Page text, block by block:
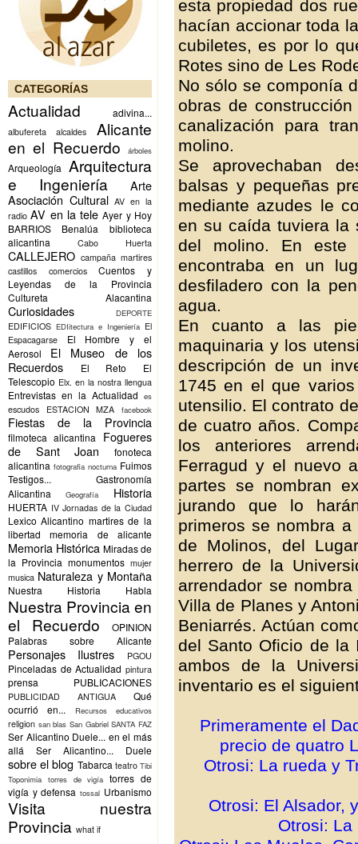
CATEGORÍAS
Actualidad adivina...
albufereta alcaldes
Alicante
en el Recuerdo
árboles
Arqueología Arquitectura
e Ingeniería
Arte
Asociación Cultural AV en la
radio AV en la tele Ayer y Hoy
BARRIOS
Benalúa
biblioteca
alicantina
Cabo Huerta
CALLEJERO campaña martires
castillos
comercios
Cuentos y
Leyendas de la Provincia
Cultureta Alacantina
Curiosidades DEPORTE
EDIFICIOS EDIitectura e Ingeniería El
Espacagarse
El Hombre y el
Aerosol
El Museo de los
Recuerdos
El Reto
El
Telescopio Elx. en la nostra llengua
Entrevistas en la Actualidad es
escudos ESTACION MZA facebook
Fiestas de la Provincia
filmoteca alicantina
Fogueres
de Sant Joan
fonoteca
alicantina fotografia nocturna Fuimos
Testigos...
Gastronomía
Alicantina
Geografía Historia
HUERTA IV Jornadas de la Ciudad
Lexico Alicantino martires de la
libertad
memoria de alicante
Memoria Histórica Miradas de
la Provincia monumentos mujer
musica Naturaleza y Montaña
Nuestra Historia Habla
Nuestra Provincia en
el Recuerdo
OPINION
Palabras sobre Alicante
Personajes Ilustres PGOU
Pinceladas de Actualidad pintura
prensa PUBLICACIONES
PUBLICIDAD ANTIGUA
Qué
ocurrió en...
Recursos educativos
religion san blas San Gabriel SANTA FAZ
Ser Alicantino Duele... en el más
allá
Ser Alicantino... Duele
sobre el blog Tabarca teatro Tibi
Toponimia torres de vigía torres de
vigía y defensa tossal Urbanismo
Visita nuestra
Provincia what if
esta propiedad dos
hacían accionar toda
cubiletes, es por lo
Rotes sino de Les
No sólo se componía
obras de
canalización para
molino.
Se aprovechaban
balsas y pequeñas
mediante azudes le
en su caída tuviera la
del molino. En este
encontraba en un
desfiladero con la
agua.
En cuanto a las
maquinaria y los
descripción de un
1745 en el que
utensilio. El contrato
de cuatro años.
los anteriores
Ferragud y el nuevo
partes se nombran
jurando que lo
primeros se nombra
de Molinos, del
herrero de la
arrendador se
Villa de Planes y
Beniarrés. Actúan
del Santo Oficio de la
ambos de la
inventario es el
Primeramente el
precio de quatro
Otrosi: La rueda y
Otrosi: El Alsador,
Otrosi: